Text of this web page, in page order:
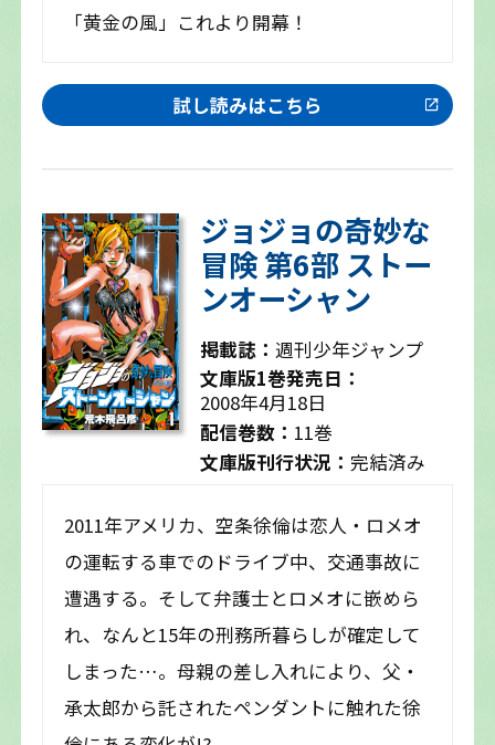
「黄金の風」これより開幕！
試し読みはこちら
ジョジョの奇妙な
冒険 第6部 ストー
ンオーシャン
掲載誌： 週刊少年ジャンプ
文庫版1巻発売日：
2008年4月18日
配信巻数： 11巻
文庫版刊行状況： 完結済み
2011年アメリカ、空条徐倫は恋人・ロメオ
の運転する車でのドライブ中、交通事故に
遭遇する。そして弁護士とロメオに嵌めら
れ、なんと15年の刑務所暮らしが確定して
しまった…。母親の差し入れにより、父・
承太郎から託されたペンダントに触れた徐